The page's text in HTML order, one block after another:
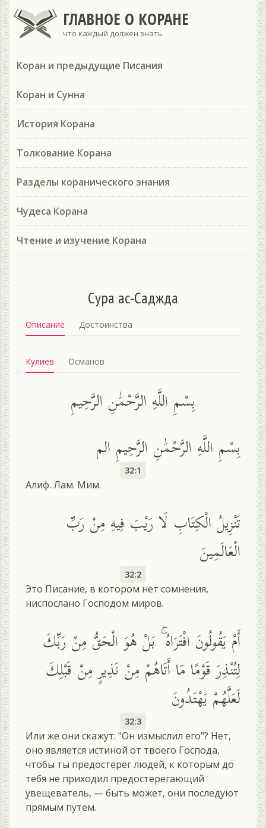
ГЛАВНОЕ О КОРАНЕ
что каждый должен знать
Коран и предыдущие Писания
Коран и Сунна
История Корана
Толкование Корана
Разделы коранического знания
Чудеса Корана
Чтение и изучение Корана
Сура ас-Саджда
Описание Достоинства
Кулиев Османов
بِسْمِ اللَّهِ الرَّحْمَٰنِ الرَّحِيمِ
بِسْمِ اللَّهِ الرَّحْمَٰنِ الرَّحِيمِ الم
32:1
Алиф. Лам. Мим.
تَنْزِيلُ الْكِتَابِ لَا رَيْبَ فِيهِ مِنْ رَبِّ
الْعَالَمِينَ
32:2
Это Писание, в котором нет сомнения,
ниспослано Господом миров.
أَمْ يَقُولُونَ افْتَرَاهُ ۚ بَلْ هُوَ الْحَقُّ مِنْ رَبِّكَ
لِتُنْذِرَ قَوْمًا مَا أَتَاهُمْ مِنْ نَذِيرٍ مِنْ قَبْلِكَ
لَعَلَّهُمْ يَهْتَدُونَ
32:3
Или же они скажут: "Он измыслил его"? Нет,
оно является истиной от твоего Господа,
чтобы ты предостерег людей, к которым до
тебя не приходил предостерегающий
увещеватель, — быть может, они последуют
прямым путем.